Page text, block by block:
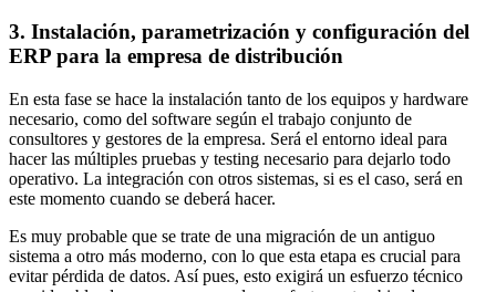
3. Instalación, parametrización y configuración del
ERP para la empresa de distribución
En esta fase se hace la instalación tanto de los equipos y hardware
necesario, como del software según el trabajo conjunto de
consultores y gestores de la empresa. Será el entorno ideal para
hacer las múltiples pruebas y testing necesario para dejarlo todo
operativo. La integración con otros sistemas, si es el caso, será en
este momento cuando se deberá hacer.
Es muy probable que se trate de una migración de un antiguo
sistema a otro más moderno, con lo que esta etapa es crucial para
evitar pérdida de datos. Así pues, esto exigirá un esfuerzo técnico